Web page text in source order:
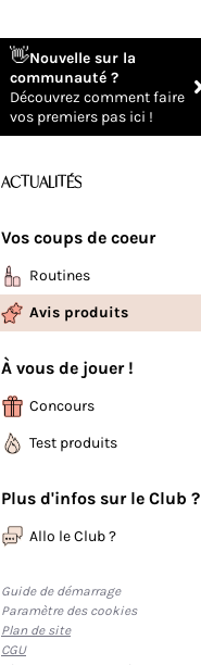
👋Nouvelle sur la
communauté ?
Découvrez comment faire
vos premiers pas ici !
ACTUALITÉS
Vos coups de coeur
Routines
Avis produits
À vous de jouer !
Concours
Test produits
Plus d'infos sur le Club ?
Allo le Club ?
Guide de démarrage
Paramètre des cookies
Plan de site
CGU